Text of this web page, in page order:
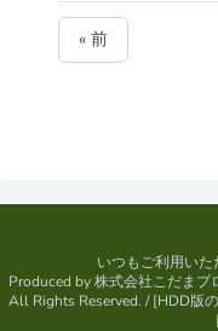
« 前
いつもご利用いた
Produced by株式会社こだまプ
All Rights Reserved. / [HDD版